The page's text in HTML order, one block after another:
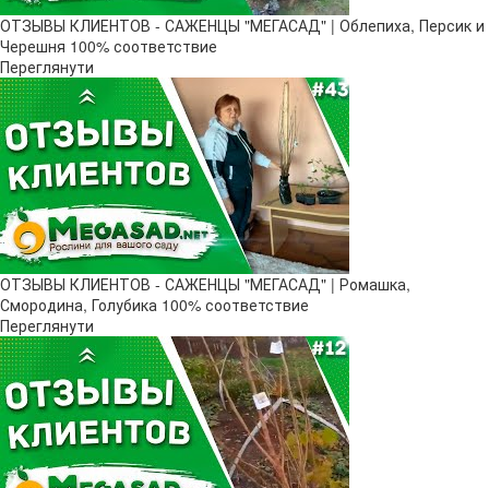
ОТЗЫВЫ КЛИЕНТОВ - САЖЕНЦЫ "МЕГАСАД" | Облепиха, Персик и
Черешня 100% соответствие
Переглянути
ОТЗЫВЫ КЛИЕНТОВ - САЖЕНЦЫ "МЕГАСАД" | Ромашка,
Смородина, Голубика 100% соответствие
Переглянути